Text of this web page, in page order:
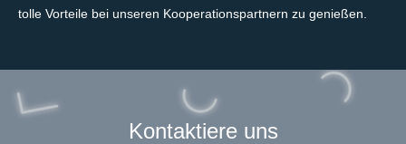
tolle Vorteile bei unseren Kooperationspartnern zu genießen.
Kontaktiere uns